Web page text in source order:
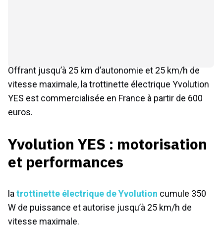
Offrant jusqu’à 25 km d’autonomie et 25 km/h de
vitesse maximale, la trottinette électrique Yvolution
YES est commercialisée en France à partir de 600
euros.
Yvolution YES : motorisation
et performances
la trottinette électrique de Yvolution cumule 350
W de puissance et autorise jusqu’à 25 km/h de
vitesse maximale.